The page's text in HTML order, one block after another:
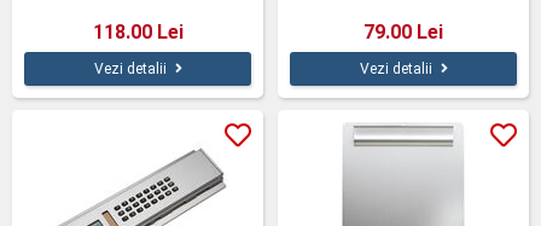
118.00 Lei
Vezi detalii
79.00 Lei
Vezi detalii